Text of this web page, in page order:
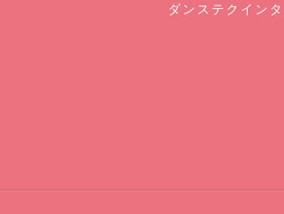
ダンステクイン